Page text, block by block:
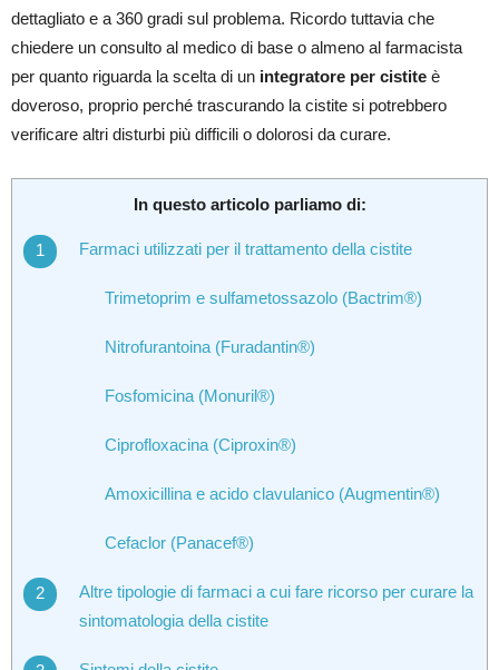
dettagliato e a 360 gradi sul problema. Ricordo tuttavia che
chiedere un consulto al medico di base o almeno al farmacista
per quanto riguarda la scelta di un integratore per cistite è
doveroso, proprio perché trascurando la cistite si potrebbero
verificare altri disturbi più difficili o dolorosi da curare.
In questo articolo parliamo di:
Farmaci utilizzati per il trattamento della cistite
Trimetoprim e sulfametossazolo (Bactrim®)
Nitrofurantoina (Furadantin®)
Fosfomicina (Monuril®)
Ciprofloxacina (Ciproxin®)
Amoxicillina e acido clavulanico (Augmentin®)
Cefaclor (Panacef®)
Altre tipologie di farmaci a cui fare ricorso per curare la
sintomatologia della cistite